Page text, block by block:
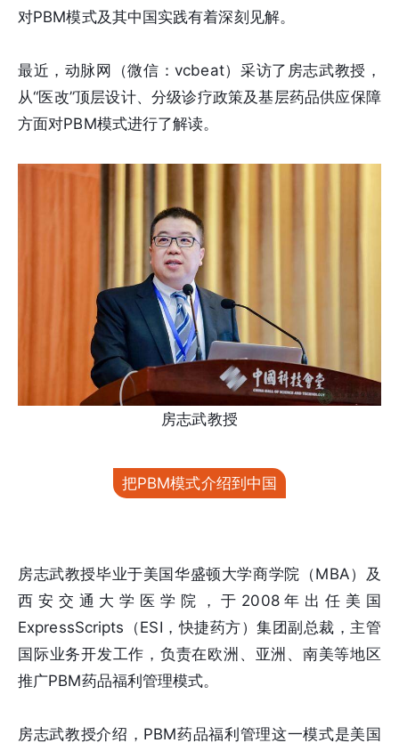
对PBM模式及其中国实践有着深刻见解。
最近，动脉网（微信：vcbeat）采访了房志武教授，
从“医改”顶层设计、分级诊疗政策及基层药品供应保障
方面对PBM模式进行了解读。
房志武教授
把PBM模式介绍到中国
房志武教授毕业于美国华盛顿大学商学院（MBA）及
西安交通大学医学院，于2008年出任美国
ExpressScripts（ESI，快捷药方）集团副总裁，主管
国际业务开发工作，负责在欧洲、亚洲、南美等地区
推广PBM药品福利管理模式。
房志武教授介绍，PBM药品福利管理这一模式是美国